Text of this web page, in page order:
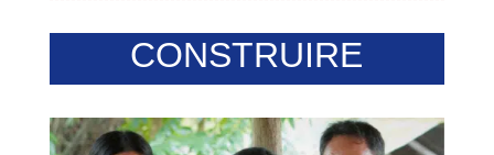
CONSTRUIRE